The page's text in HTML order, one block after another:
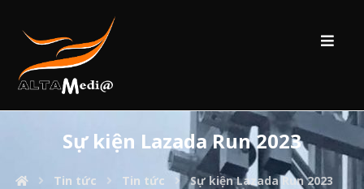
Sự kiện Lazada Run 2023
Tin tức Tin tức Sự kiện Lazada Run 2023